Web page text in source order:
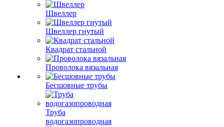
Швеллер
Швеллер гнутый
Квадрат стальной
Проволока вязальная
Бесшовные трубы
Труба
водогазопроводная